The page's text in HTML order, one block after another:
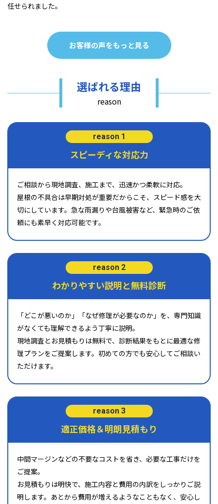
任せられました。
お客様の声をもっと見る
選ばれる理由
reason
reason 1
スピーディな対応力
ご相談から現地調査、施工まで、迅速かつ柔軟に対応。
屋根の不具合は早期対処が重要だからこそ、スピード感を大
切にしています。急な雨漏りや台風被害など、緊急時のご依
頼にも素早く対応可能です。
reason 2
わかりやすい説明と無料診断
「どこが悪いのか」「なぜ修理が必要なのか」を、専門知識
がなくても理解できるよう丁寧に説明。
現地調査とお見積もりは無料で、診断結果をもとに最適な修
理プランをご提案します。初めての方でも安心してご相談い
ただけます。
reason 3
適正価格＆明朗見積もり
中間マージンなどの不要なコストを省き、必要な工事だけを
ご提案。
お見積もりは明快で、施工内容と費用の内訳をしっかりご説
明します。あとから費用が増えるようなこともなく、安心し